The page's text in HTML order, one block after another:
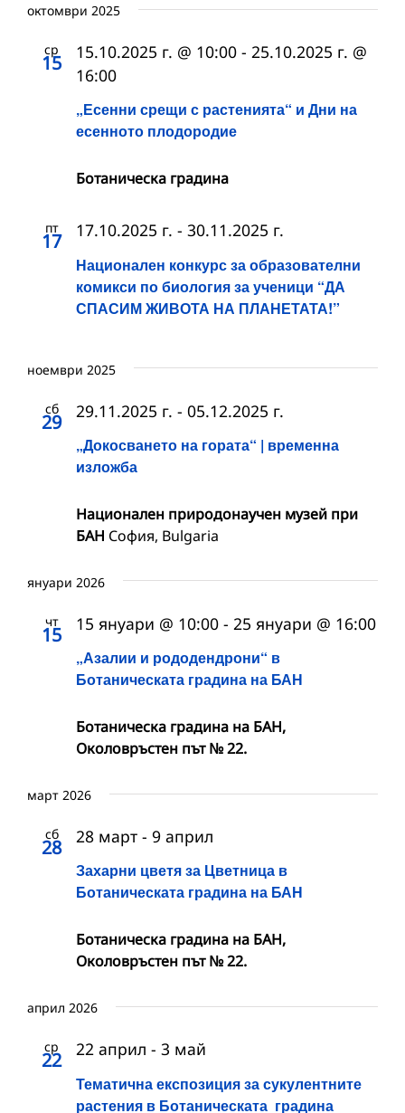
октомври 2025
ср
15
„Есенни срещи с растенията“ и Дни на
есенното плодородие
15.10.2025 г. @ 10:00 - 25.10.2025 г. @
16:00
Ботаническа градина
пт
17
Национален конкурс за образователни
комикси по биология за ученици “ДА
СПАСИМ ЖИВОТА НА ПЛАНЕТАТА!”
17.10.2025 г. - 30.11.2025 г.
ноември 2025
сб
29
„Докосването на гората“ | временна
изложба
29.11.2025 г. - 05.12.2025 г.
Национален природонаучен музей при
БАН София, Bulgaria
януари 2026
чт
15
„Азалии и рододендрони“ в
Ботаническата градина на БАН
15 януари @ 10:00 - 25 януари @ 16:00
Ботаническа градина на БАН,
Околовръстен път № 22.
март 2026
сб
28
Захарни цветя за Цветница в
Ботаническата градина на БАН
28 март - 9 април
Ботаническа градина на БАН,
Околовръстен път № 22.
април 2026
ср
22
Тематична експозиция за сукулентните
растения в Ботаническата градина
22 април - 3 май